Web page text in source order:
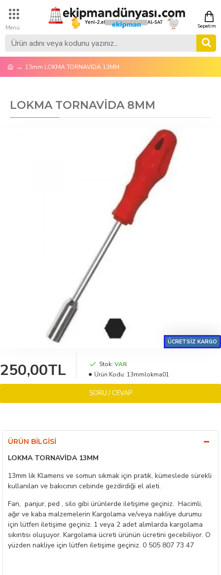
13mm LOKMA TORNAVİDA 13MM
LOKMA TORNAVİDA 8MM
ÜCRETSİZ KARGO
250,00TL Stok: VAR
Ürün Kodu: 13mmlokma01
SORU / CEVAP
ÜRÜN BILGISI
LOKMA TORNAVİDA 13MM
13mm lik Klamens ve somun sıkmak için pratik, kümeslede sürekli
kullanılan ve bakıcının cebinde gezdirdiği el aleti.
Fan, panjur, ped , silo gibi ürünlerde iletişime geçiniz. Hacimli,
ağır ve kaba malzemelerin Kargolama ve/veya nakliye durumu
için lütfen iletişime geçiniz. 1 veya 2 adet alımlarda kargolama
sıkıntısı oluşuyor. Kargolama ücreti ürünün ücretini gecebiliyor. O
yüzden nakliye için lütfen iletişime geçiniz. 0 505 807 73 47